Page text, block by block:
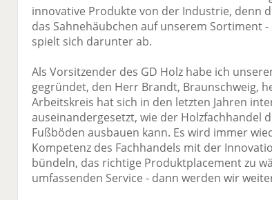
innovative Produkte von der Industrie, denn
das Sahnehäubchen auf unserem Sortiment
spielt sich darunter ab.
Als Vorsitzender des GD Holz habe ich
gegründet, den Herr Brandt, Braunschweig,
Arbeitskreis hat sich in den letzten Jahren
auseinandergesetzt, wie der Holzfachhandel
Fußböden ausbauen kann. Es wird immer
Kompetenz des Fachhandels mit der
bündeln, das richtige Produktplacement zu
umfassenden Service - dann werden wir